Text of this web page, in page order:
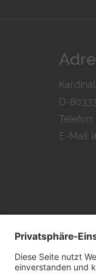
D-
Telefon:
E-Mail: